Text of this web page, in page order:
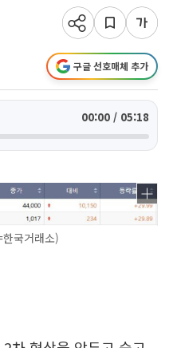
구글 선호매체 추가
00:00 / 05:18
국거래소)